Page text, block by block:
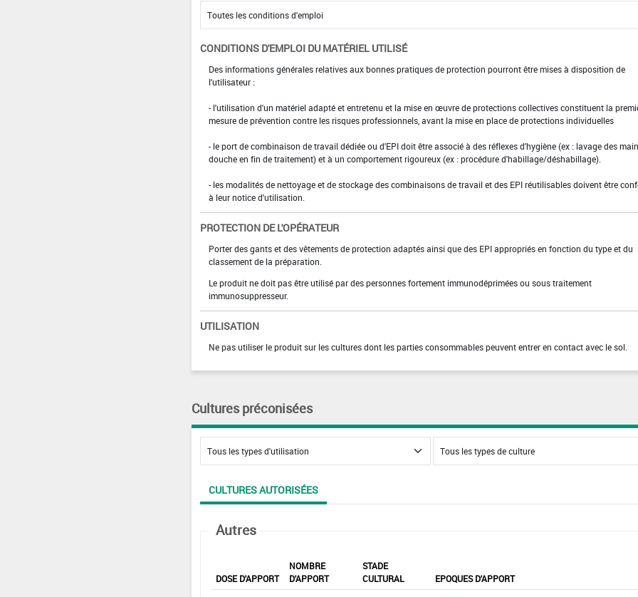
CONDITIONS D'EMPLOI DU MATÉRIEL UTILISÉ
Des informations générales relatives aux bonnes pratiques de protection pourront être mises à disposition de
l'utilisateur :
- l'utilisation d'un matériel adapté et entretenu et la mise en œuvre de protections collectives constituent la
mesure de prévention contre les risques professionnels, avant la mise en place de protections individuelles
- le port de combinaison de travail dédiée ou d'EPI doit être associé à des réflexes d'hygiène (ex : lavage des
douche en fin de traitement) et à un comportement rigoureux (ex : procédure d'habillage/déshabillage).
- les modalités de nettoyage et de stockage des combinaisons de travail et des EPI réutilisables doivent être
à leur notice d'utilisation.
PROTECTION DE L'OPÉRATEUR
Porter des gants et des vêtements de protection adaptés ainsi que des EPI appropriés en fonction du type et du
classement de la préparation.
Le produit ne doit pas être utilisé par des personnes fortement immunodéprimées ou sous traitement
immunosuppresseur.
UTILISATION
Ne pas utiliser le produit sur les cultures dont les parties consommables peuvent entrer en contact avec le sol.
Cultures préconisées
CULTURES AUTORISÉES
Autres
DOSE D'APPORT
NOMBRE
D'APPORT
STADE
CULTURAL
EPOQUES D'APPORT